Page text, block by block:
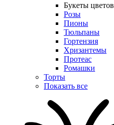
Букеты цветов
Розы
Пионы
Тюльпаны
Гортензия
Хризантемы
Протеас
Ромашки
Торты
Показать все